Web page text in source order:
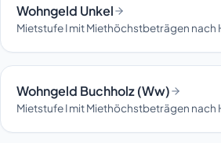
Wohngeld Unkel
Mietstufe I mit Miethöchstbeträgen nach
Wohngeld Buchholz (Ww)
Mietstufe I mit Miethöchstbeträgen nach